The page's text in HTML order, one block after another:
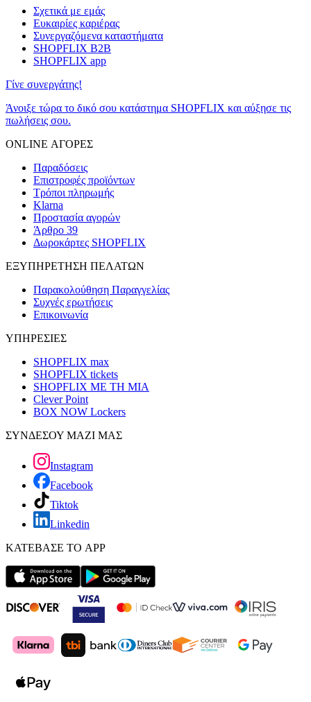
Σχετικά με εμάς
Ευκαιρίες καριέρας
Συνεργαζόμενα καταστήματα
SHOPFLIX B2B
SHOPFLIX app
Γίνε συνεργάτης!
Άνοιξε τώρα το δικό σου κατάστημα SHOPFLIX και αύξησε τις
πωλήσεις σου.
ONLINE ΑΓΟΡΕΣ
Παραδόσεις
Επιστροφές προϊόντων
Τρόποι πληρωμής
Klarna
Προστασία αγορών
Άρθρο 39
Δωροκάρτες SHOPFLIX
ΕΞΥΠΗΡΕΤΗΣΗ ΠΕΛΑΤΩΝ
Παρακολούθηση Παραγγελίας
Συχνές ερωτήσεις
Επικοινωνία
ΥΠΗΡΕΣΙΕΣ
SHOPFLIX max
SHOPFLIX tickets
SHOPFLIX ΜΕ ΤΗ ΜΙΑ
Clever Point
BOX NOW Lockers
ΣΥΝΔΕΣΟΥ ΜΑΖΙ ΜΑΣ
Instagram
Facebook
Tiktok
Linkedin
ΚΑΤΕΒΑΣΕ ΤΟ APP